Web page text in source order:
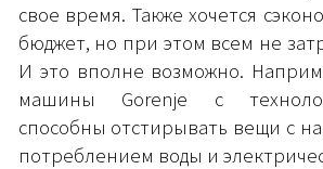
свое время. Также хочется
бюджет, но при этом всем не
И это вполне возможно.
машины Gorenje с
способны отстирывать вещи с
потреблением воды и